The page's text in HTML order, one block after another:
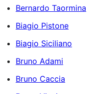
Bernardo Taormina
Biagio Pistone
Biagio Siciliano
Bruno Adami
Bruno Caccia